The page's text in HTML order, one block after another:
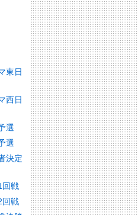
東日
西日
選
選
決定
回戦
回戦